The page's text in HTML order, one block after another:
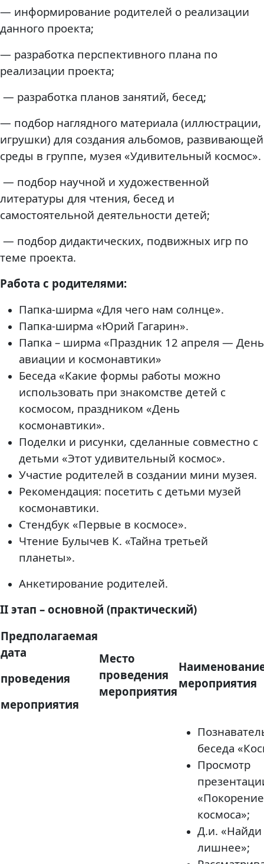
— информирование родителей о реализации
данного проекта;
— разработка перспективного плана по
реализации проекта;
— разработка планов занятий, бесед;
— подбор наглядного материала (иллюстрации,
игрушки) для создания альбомов, развивающей
среды в группе, музея «Удивительный космос».
— подбор научной и художественной
литературы для чтения, бесед и
самостоятельной деятельности детей;
— подбор дидактических, подвижных игр по
теме проекта.
Работа с родителями:
Папка-ширма «Для чего нам солнце».
Папка-ширма «Юрий Гагарин».
Папка – ширма «Праздник 12 апреля — День
авиации и космонавтики»
Беседа «Какие формы работы можно
использовать при знакомстве детей с
космосом, праздником «День
космонавтики».
Поделки и рисунки, сделанные совместно с
детьми «Этот удивительный космос».
Участие родителей в создании мини музея.
Рекомендация: посетить с детьми музей
космонавтики.
Стендбук «Первые в космосе».
Чтение Булычев К. «Тайна третьей
планеты».
Анкетирование родителей.
II этап – основной (практический)
Предполагаемая
дата
проведения
мероприятия
Место
проведения
мероприятия
мероприятия
беседа
Просмотр
«Покорение
космоса»;
Д.и. «Найди
лишнее»;